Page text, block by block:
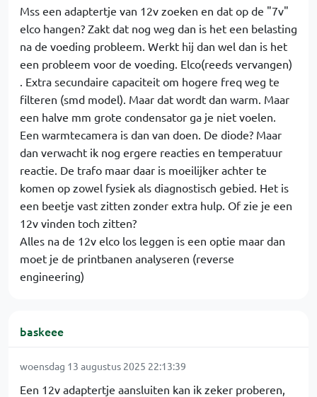
Mss een adaptertje van 12v zoeken en dat op de "7v"
elco hangen? Zakt dat nog weg dan is het een belasting
na de voeding probleem. Werkt hij dan wel dan is het
een probleem voor de voeding. Elco(reeds vervangen)
. Extra secundaire capaciteit om hogere freq weg te
filteren (smd model). Maar dat wordt dan warm. Maar
een halve mm grote condensator ga je niet voelen.
Een warmtecamera is dan van doen. De diode? Maar
dan verwacht ik nog ergere reacties en temperatuur
reactie. De trafo maar daar is moeilijker achter te
komen op zowel fysiek als diagnostisch gebied. Het is
een beetje vast zitten zonder extra hulp. Of zie je een
12v vinden toch zitten?
Alles na de 12v elco los leggen is een optie maar dan
moet je de printbanen analyseren (reverse
engineering)
baskeee
woensdag 13 augustus 2025 22:13:39
Een 12v adaptertje aansluiten kan ik zeker proberen,